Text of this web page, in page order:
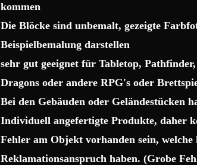
kommen
Die Blöcke sind unbemalt, gezeigte
Beispielbemalung darstellen
sehr gut geeignet für Tabletop,
Dragons oder andere RPG's oder
Bei den Gebäuden oder Geländestücken
Individuell angefertigte Produkte, daher
Fehler am Objekt vorhanden sein, welche
Reklamationsanspruch haben. (Grobe